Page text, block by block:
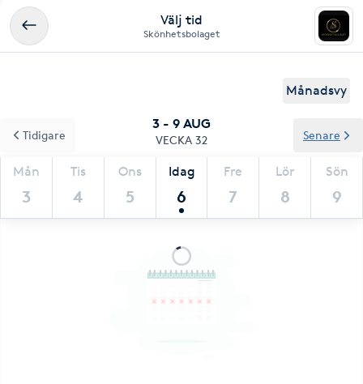
Välj tid
Skönhetsbolaget
Månadsvy
3 - 9 AUG
VECKA 32
Mån
3
Tis
4
Ons
5
Idag
6
Fre
7
Lör
8
Sön
9
Tidigare Senare